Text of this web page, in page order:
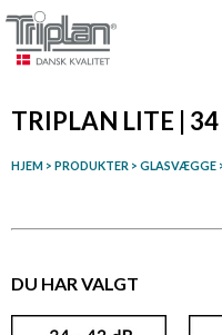
TRIPLAN LITE |
HJEM > PRODUKTER > GLASVÆGGE
DU HAR VALGT